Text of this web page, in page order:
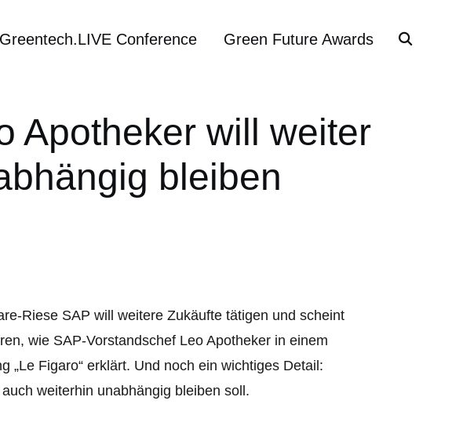
Greentech.LIVE Conference Green Future Awards
Apotheker will weiter
bleiben
Riese SAP will weitere Zukäufte tätigen und scheint
wie SAP-Vorstandschef Leo Apotheker in einem
„Le Figaro“ erklärt. Und noch ein wichtiges Detail:
weiterhin unabhängig bleiben soll.